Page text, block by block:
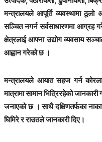
मन्त्रालयले आपूर्ति व्यवस्थामा
सञ्चित नगर्न सर्वसाधारणमा आग्रह
क्षेत्रलाई आफ्ना उद्योग व्यवसाय
आह्वान गरेको छ ।
मन्त्रालयले आयात सहज गर्न
मात्रामा सामान भित्रिरहेको
जनाएको छ । साथै दक्षिणतर्फका
घिमिरे र राउतले जानकारी दिए।